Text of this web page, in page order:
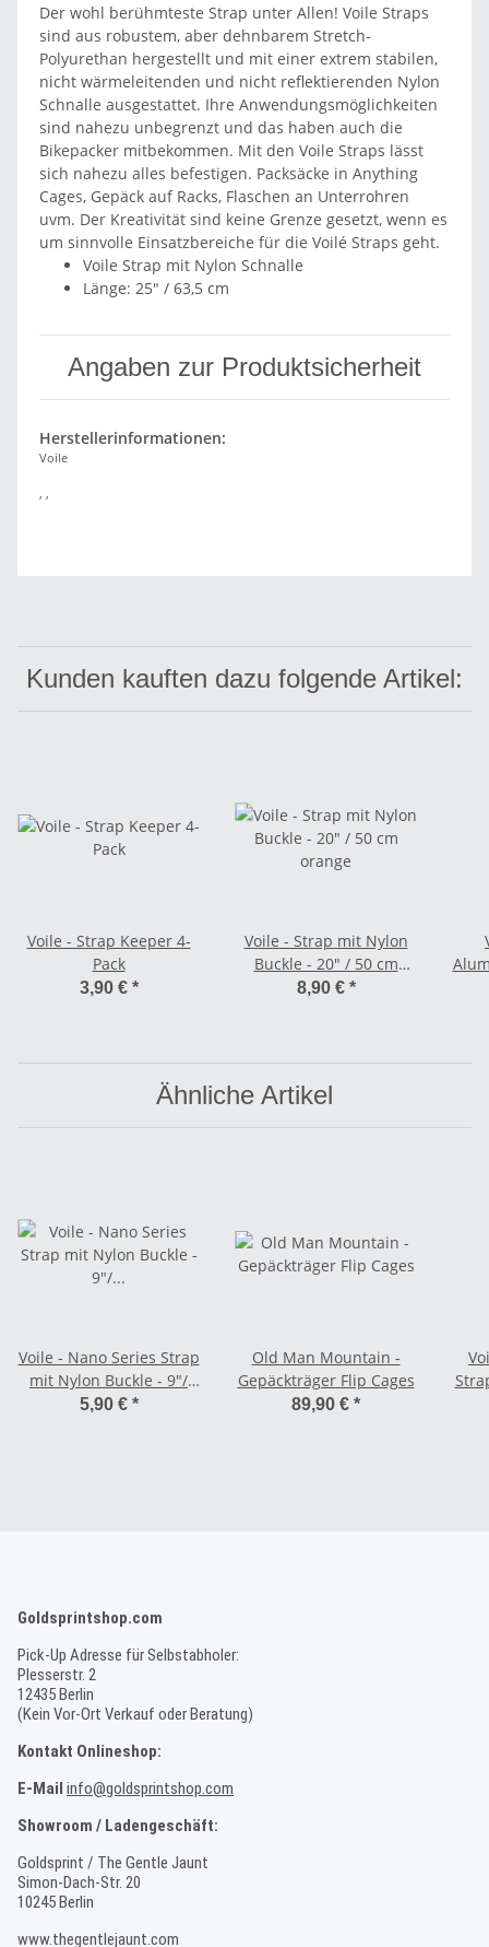
Der wohl berühmteste Strap unter Allen! Voile Straps
sind aus robustem, aber dehnbarem Stretch-
Polyurethan hergestellt und mit einer extrem stabilen,
nicht wärmeleitenden und nicht reflektierenden Nylon
Schnalle ausgestattet. Ihre Anwendungsmöglichkeiten
sind nahezu unbegrenzt und das haben auch die
Bikepacker mitbekommen. Mit den Voile Straps lässt
sich nahezu alles befestigen. Packsäcke in Anything
Cages, Gepäck auf Racks, Flaschen an Unterrohren
uvm. Der Kreativität sind keine Grenze gesetzt, wenn es
um sinnvolle Einsatzbereiche für die Voilé Straps geht.
Voile Strap mit Nylon Schnalle
Länge: 25" / 63,5 cm
Angaben zur Produktsicherheit
Herstellerinformationen:
Voile
Kunden kauften dazu folgende Artikel:
Voile - Strap Keeper 4-
Pack
3,90 € *
Voile - Strap mit Nylon
Buckle - 20" / 50 cm
orange
8,90 € *
Ähnliche Artikel
Voile - Nano Series Strap
mit Nylon Buckle - 9"/
18,7 cm
5,90 € *
Old Man Mountain -
Gepäckträger Flip Cages
89,90 € *
Goldsprintshop.com
Pick-Up Adresse für Selbstabholer:
Plesserstr. 2
12435 Berlin
(Kein Vor-Ort Verkauf oder Beratung)
Kontakt Onlineshop:
E-Mail info@goldsprintshop.com
Showroom / Ladengeschäft:
Goldsprint / The Gentle Jaunt
Simon-Dach-Str. 20
10245 Berlin
www.thegentlejaunt.com